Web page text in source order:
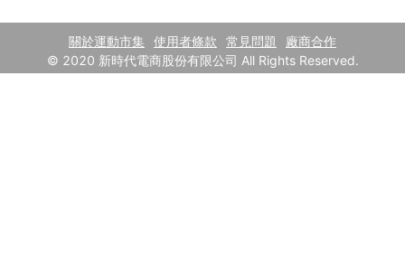
關於運動市集 使用者條款 常見問題
廠商合作
© 2020 新時代電商股份有限公司 All Rights Reserved.